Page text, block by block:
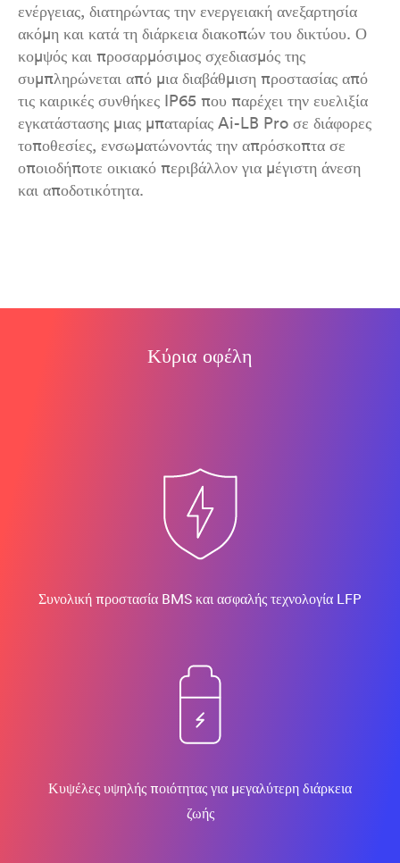
ενέργειας, διατηρώντας την ενεργειακή ανεξαρτησία
ακόμη και κατά τη διάρκεια διακοπών του δικτύου. Ο
κομψός και προσαρμόσιμος σχεδιασμός της
συμπληρώνεται από μια διαβάθμιση προστασίας από
τις καιρικές συνθήκες IP65 που παρέχει την ευελιξία
εγκατάστασης μιας μπαταρίας Ai-LB Pro σε διάφορες
τοποθεσίες, ενσωματώνοντάς την απρόσκοπτα σε
οποιοδήποτε οικιακό περιβάλλον για μέγιστη άνεση
και αποδοτικότητα.
Κύρια οφέλη
Συνολική προστασία BMS και ασφαλής τεχνολογία LFP
Κυψέλες υψηλής ποιότητας για μεγαλύτερη διάρκεια
ζωής